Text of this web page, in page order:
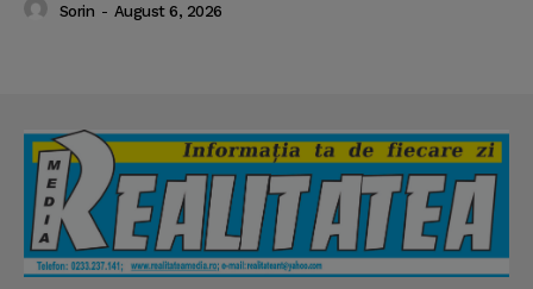
Sorin - August 6, 2026